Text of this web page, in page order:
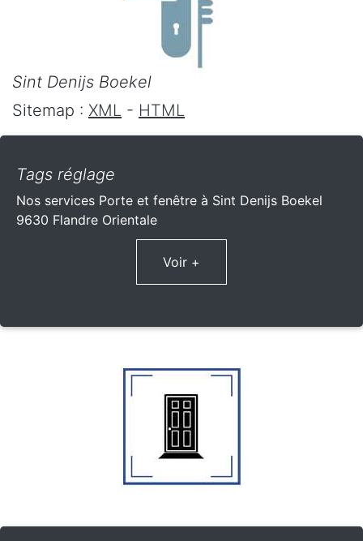
Sint Denijs Boekel
Sitemap : XML - HTML
Tags réglage
Nos services Porte et fenêtre à Sint Denijs Boekel
9630 Flandre Orientale
Voir +